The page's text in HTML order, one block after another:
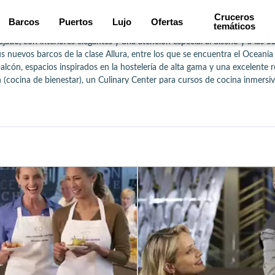
Barcos Puertos Lujo Ofertas
Cruceros
temáticos
centrado en la gastronomía, la elegancia y la riqueza de los
con interiores elegantes y una atención especial al diseño y a las
barcos de la clase Allura, entre los que se encuentra el
espacios inspirados en la hostelería de alta gama y una excelente
de bienestar), un Culinary Center para cursos de cocina